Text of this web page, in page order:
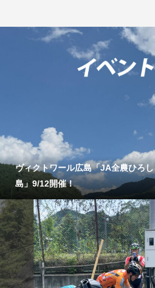
ヴィクトワール広島「JA全農ひろ
島」9/12開催！